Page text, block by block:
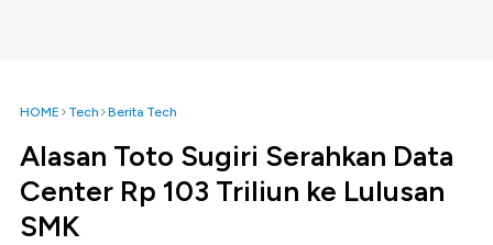
HOME Tech Berita Tech
Alasan Toto Sugiri Serahkan Data
Center Rp 103 Triliun ke Lulusan
SMK